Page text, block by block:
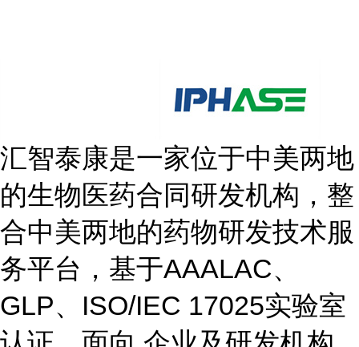
汇智泰康是一家位于中美两地
的生物医药合同研发机构，整
合中美两地的药物研发技术服
务平台，基于AAALAC、
GLP、ISO/IEC 17025实验室